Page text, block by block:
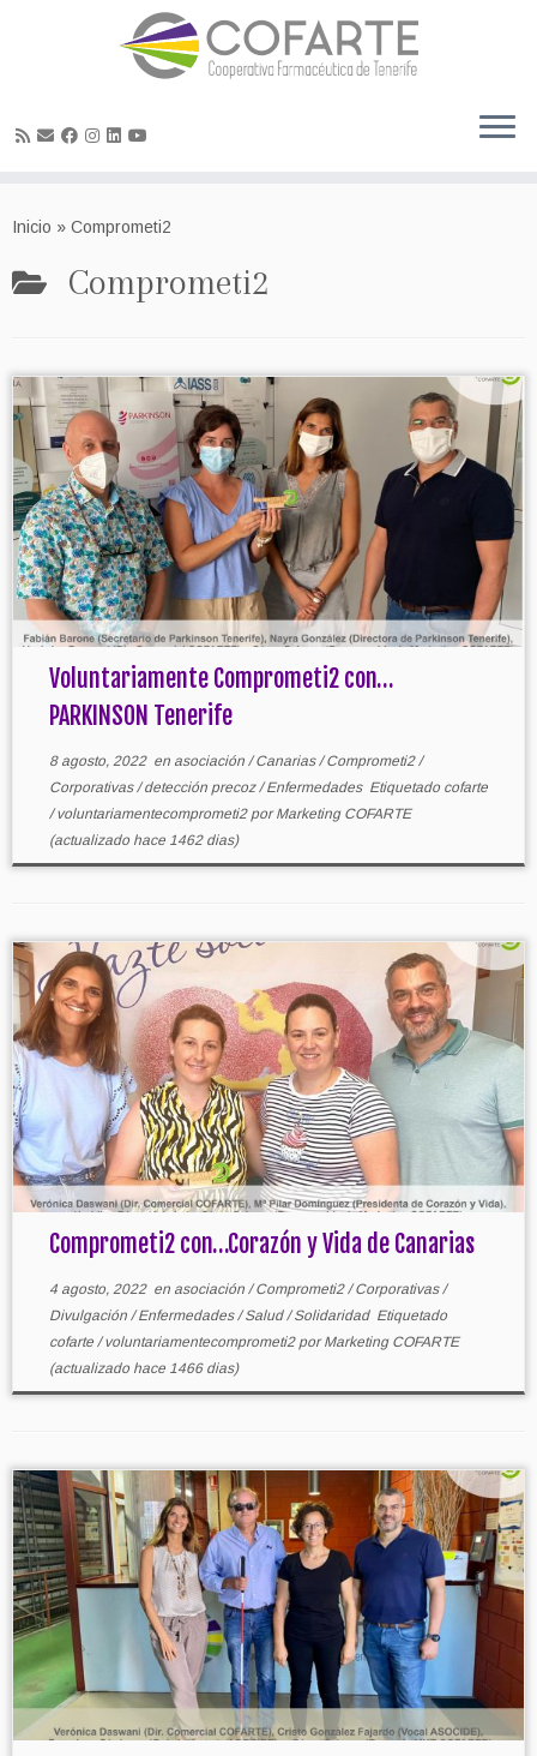
Inicio » Comprometi2
Comprometi2
Voluntariamente Comprometi2 con…
PARKINSON Tenerife
8 agosto, 2022en asociación /Canarias/Comprometi2/
Corporativas/detección precoz/Enfermedades Etiquetado cofarte
/voluntariamentecomprometi2 porMarketing COFARTE
(actualizado hace 1462 dias)
Comprometi2 con…Corazón y Vida de Canarias
4 agosto, 2022en asociación /Comprometi2/Corporativas/
Divulgación /Enfermedades/Salud/Solidaridad Etiquetado
cofarte /voluntariamentecomprometi2 porMarketing COFARTE
(actualizado hace 1466 dias)